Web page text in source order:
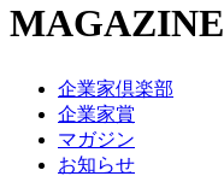
MAGAZINE
企業家倶楽部
企業家賞
マガジン
お知らせ